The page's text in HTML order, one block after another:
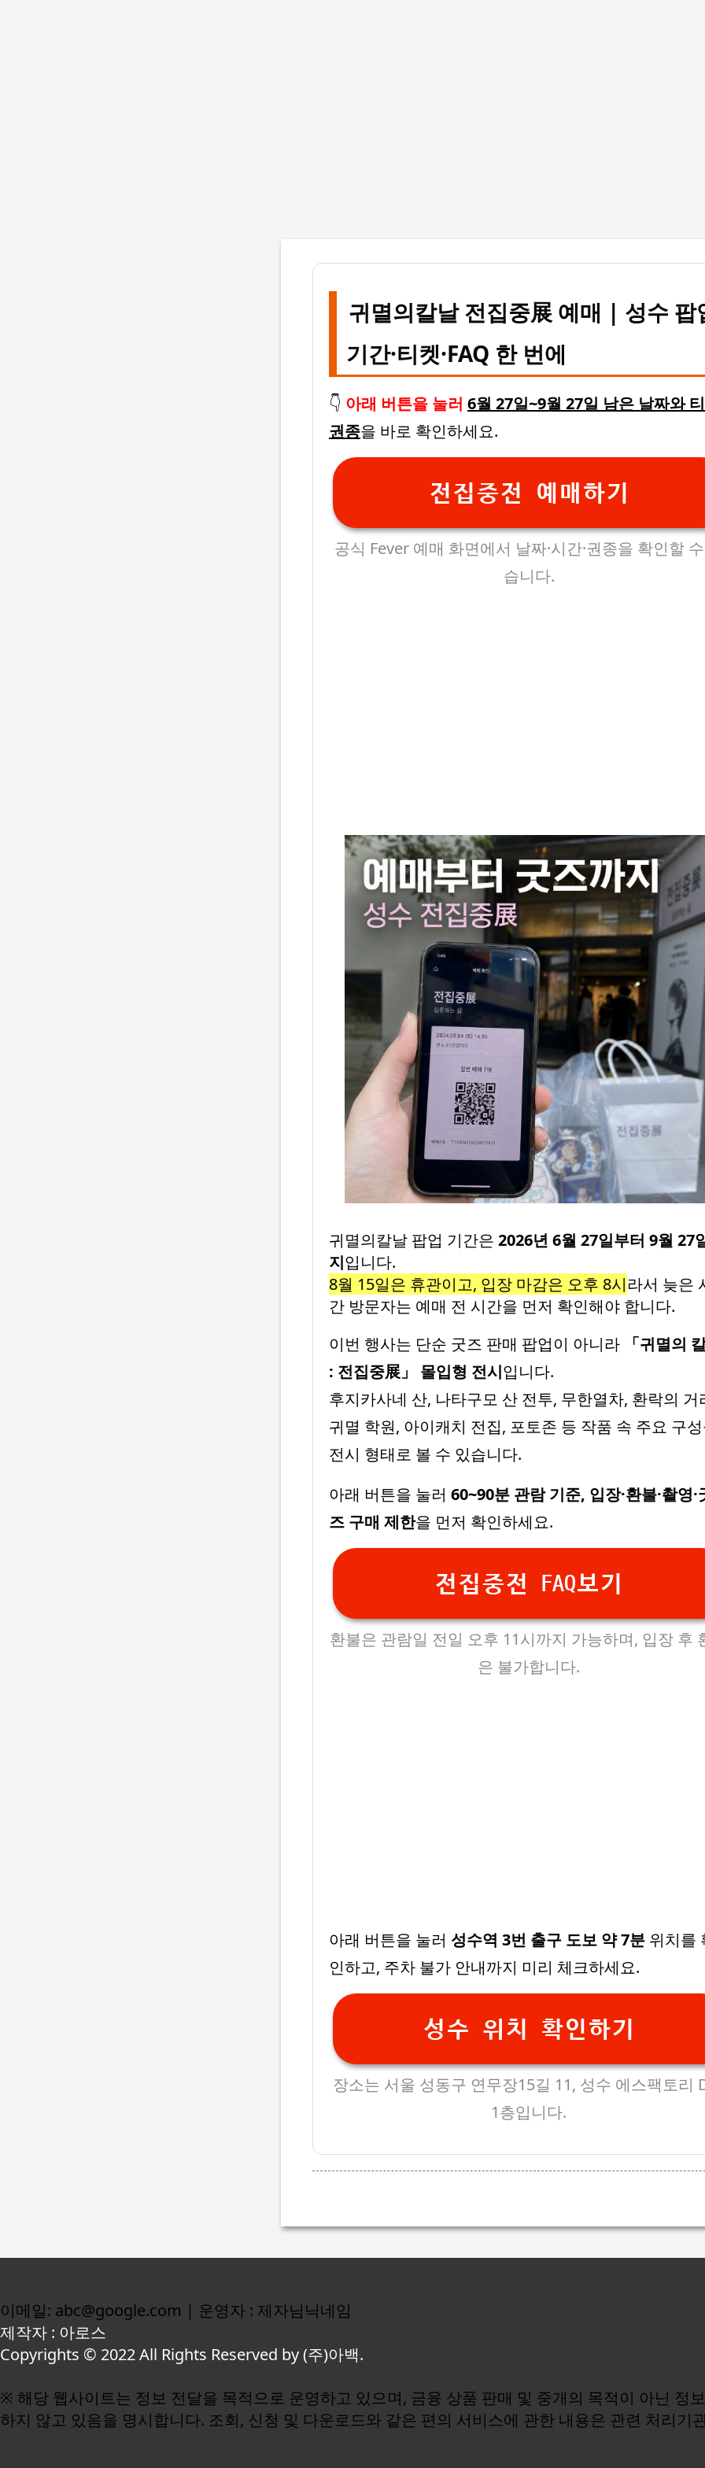
귀멸의칼날 전집중展 예매 | 성수 팝
기간·티켓·FAQ 한 번에
👇 아래 버튼을 눌러 6월 27일~9월 27일 남은 날짜와
권종을 바로 확인하세요.
전집중전 예매하기
공식 Fever 예매 화면에서 날짜·시간·권종을 확인할
습니다.
귀멸의칼날 팝업 기간은 2026년 6월 27일부터 9월 27
지입니다.
8월 15일은 휴관이고, 입장 마감은 오후 8시라서 늦은
간 방문자는 예매 전 시간을 먼저 확인해야 합니다.
이번 행사는 단순 굿즈 판매 팝업이 아니라
「귀멸의
: 전집중展」 몰입형 전시입니다.
후지카사네 산, 나타구모 산 전투, 무한열차, 환락의 거
귀멸 학원, 아이캐치 전집, 포토존 등 작품 속 주요 구
전시 형태로 볼 수 있습니다.
아래 버튼을 눌러 60~90분 관람 기준, 입장·환불·촬영·
즈 구매 제한을 먼저 확인하세요.
전집중전 FAQ보기
환불은 관람일 전일 오후 11시까지 가능하며, 입장 후
은 불가합니다.
아래 버튼을 눌러 성수역 3번 출구 도보 약 7분 위치를
인하고, 주차 불가 안내까지 미리 체크하세요.
성수 위치 확인하기
장소는 서울 성동구 연무장15길 11, 성수 에스팩토리
1층입니다.
이메일: abc@google.com | 운영자 : 제자님닉네임
제작자 : 아로스
Copyrights © 2022 All Rights Reserved by (주)아백.
※ 해당 웹사이트는 정보 전달을 목적으로 운영하고 있으며, 금융 상품 판매 및 중개의 목적이 아닌 정
하지 않고 있음을 명시합니다. 조회, 신청 및 다운로드와 같은 편의 서비스에 관한 내용은 관련 처리기